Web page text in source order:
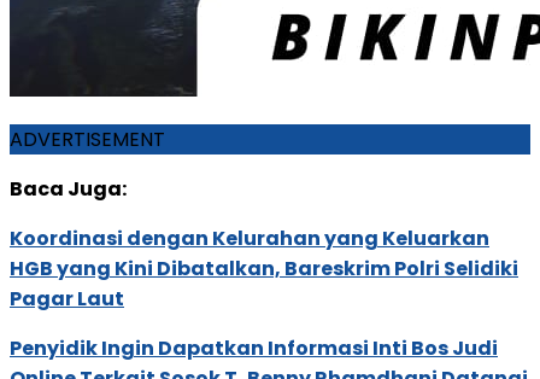
ADVERTISEMENT
Baca Juga:
Koordinasi dengan Kelurahan yang Keluarkan
HGB yang Kini Dibatalkan, Bareskrim Polri Selidiki
Pagar Laut
Penyidik Ingin Dapatkan Informasi Inti Bos Judi